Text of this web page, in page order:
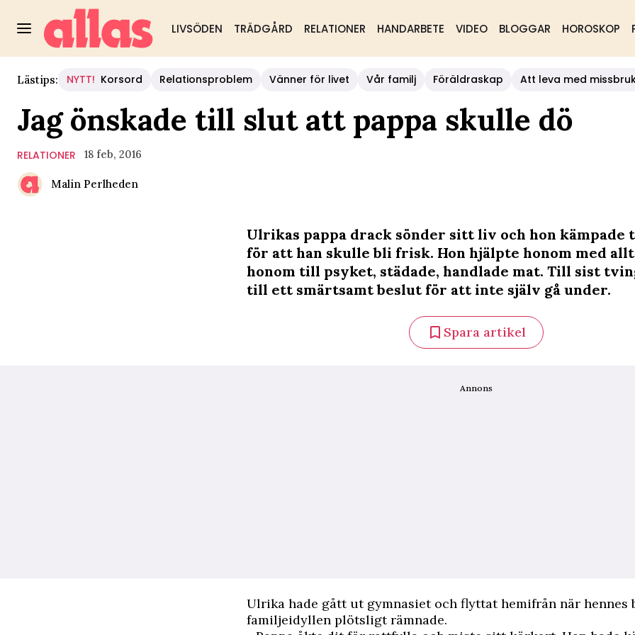
LIVSÖDEN TRÄDGÅRD RELATIONER HANDARBETE VIDEO BLOGGAR HOROSKOP
Lästips: NYTT! Korsord Relationsproblem Vänner för livet Vår familj Föräldraskap Att leva med
Jag önskade till slut att pappa skulle dö
RELATIONER 18 feb, 2016
Malin Perlheden
Ulrikas pappa drack sönder sitt liv och hon kämpade
för att han skulle bli frisk. Hon hjälpte honom med
honom till psyket, städade, handlade mat. Till sist
till ett smärtsamt beslut för att inte själv gå under.
Spara artikel
Annons
Ulrika hade gått ut gymnasiet och flyttat hemifrån när hennes
familjeidyllen plötsligt rämnade.